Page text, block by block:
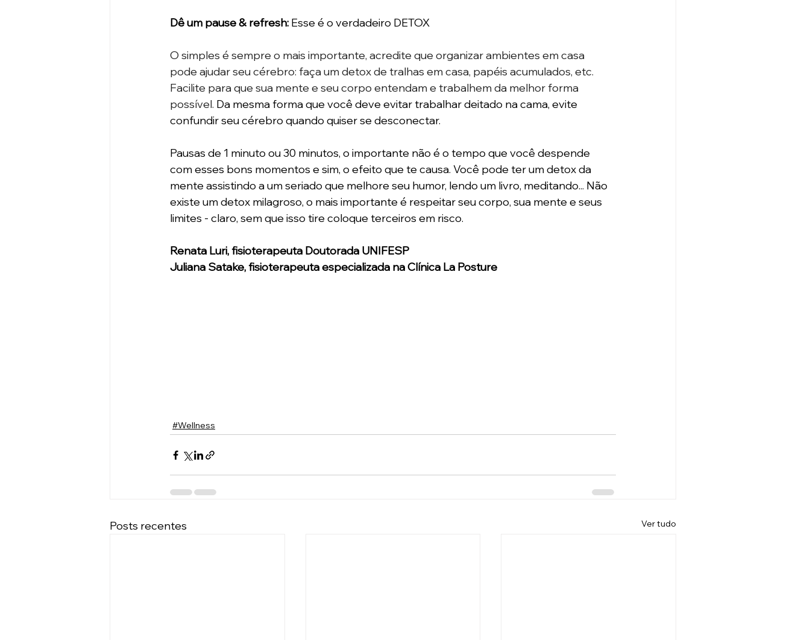
Dê um pause & refresh: Esse é o verdadeiro DETOX
O simples é sempre o mais importante, acredite que organizar ambientes em casa
pode ajudar seu cérebro: faça um detox de tralhas em casa, papéis acumulados, etc.
Facilite para que sua mente e seu corpo entendam e trabalhem da melhor forma
possível. Da mesma forma que você deve evitar trabalhar deitado na cama, evite
confundir seu cérebro quando quiser se desconectar.
Pausas de 1 minuto ou 30 minutos, o importante não é o tempo que você despende
com esses bons momentos e sim, o efeito que te causa. Você pode ter um detox da
mente assistindo a um seriado que melhore seu humor, lendo um livro, meditando... Não
existe um detox milagroso, o mais importante é respeitar seu corpo, sua mente e seus
limites - claro, sem que isso tire coloque terceiros em risco.
Renata Luri, fisioterapeuta Doutorada UNIFESP
Juliana Satake, fisioterapeuta especializada na Clínica La Posture
#Wellness
Posts recentes Ver tudo